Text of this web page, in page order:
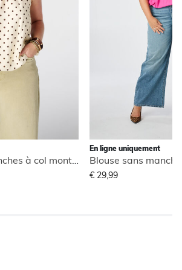
Blouse sans manches à col montant
En ligne uniquement
€ 29,99